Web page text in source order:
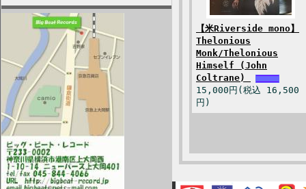
【米Riverside mono】
Thelonious
Monk/Thelonious
Himself (John
Coltrane)
15,000円(税込 16,500
円)